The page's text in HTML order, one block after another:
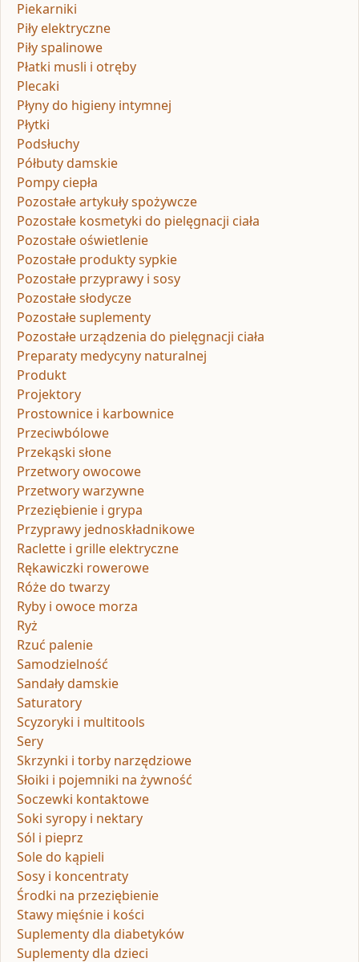
Piekarniki
Piły elektryczne
Piły spalinowe
Płatki musli i otręby
Plecaki
Płyny do higieny intymnej
Płytki
Podsłuchy
Półbuty damskie
Pompy ciepła
Pozostałe artykuły spożywcze
Pozostałe kosmetyki do pielęgnacji ciała
Pozostałe oświetlenie
Pozostałe produkty sypkie
Pozostałe przyprawy i sosy
Pozostałe słodycze
Pozostałe suplementy
Pozostałe urządzenia do pielęgnacji ciała
Preparaty medycyny naturalnej
Produkt
Projektory
Prostownice i karbownice
Przeciwbólowe
Przekąski słone
Przetwory owocowe
Przetwory warzywne
Przeziębienie i grypa
Przyprawy jednoskładnikowe
Raclette i grille elektryczne
Rękawiczki rowerowe
Róże do twarzy
Ryby i owoce morza
Ryż
Rzuć palenie
Samodzielność
Sandały damskie
Saturatory
Scyzoryki i multitools
Sery
Skrzynki i torby narzędziowe
Słoiki i pojemniki na żywność
Soczewki kontaktowe
Soki syropy i nektary
Sól i pieprz
Sole do kąpieli
Sosy i koncentraty
Środki na przeziębienie
Stawy mięśnie i kości
Suplementy dla diabetyków
Suplementy dla dzieci